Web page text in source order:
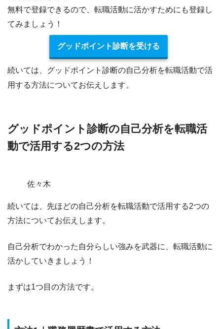
無料で登録できるので、転職活動に活かすためにも登録し
てみましょう！
グッドポイント診断を受ける
続いては、グッドポイント診断の自己分析を転職活動で活
用する方法についてお伝えします。
グッドポイント診断の自己分析を転職活
動で活用する2つの方法
佐々木
続いては、先ほどの自己分析を転職活動で活用する2つの
方法についてお伝えします。
自己分析でわかった自分らしい強みを武器に、転職活動に
活かしていきましょう！
まずは1つ目の方法です。